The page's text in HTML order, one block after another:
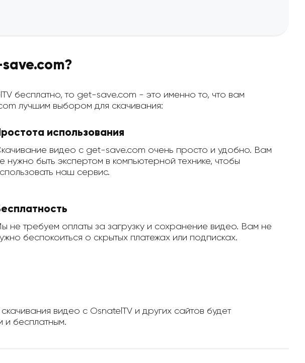
бесплатно, то get-save.com - это именно то, что вам
лучшим выбором для скачивания:
использования
видео с get-save.com очень просто и удобно. Вам
нужно быть экспертом в компьютерной технике, чтобы
наш сервис.
не требуем оплаты за загрузку и сохранение видео. Вам не
беспокоиться о скрытых платежах или подписках.
видео с OsnatelTV и других сайтов будет
и бесплатным.